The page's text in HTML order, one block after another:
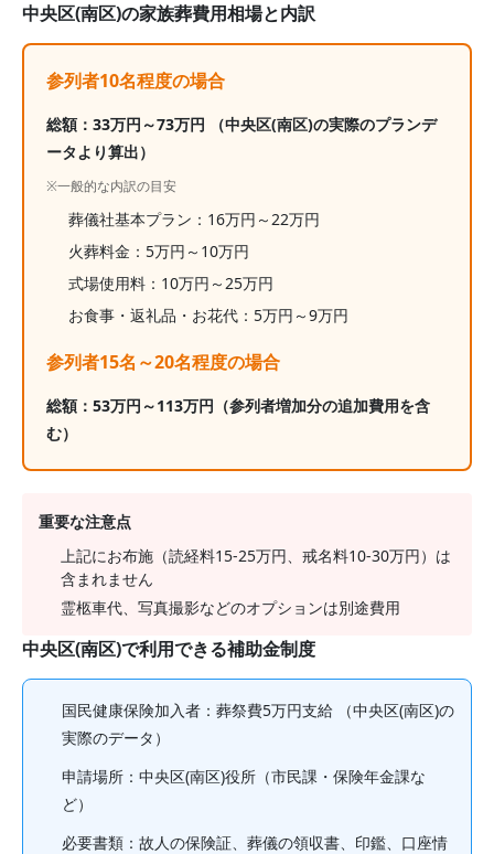
中央区(南区)の家族葬費用相場と内訳
参列者10名程度の場合
総額： 33万円～73万円 （中央区(南区)の実際のプランデ
ータより算出）
※一般的な内訳の目安
葬儀社基本プラン： 16万円～22万円
火葬料金： 5万円～ 10万円
式場使用料：10万円～25万円
お食事・返礼品・お花代： 5万円～9万円
参列者15名～20名程度の場合
総額： 53万円～113万円 （参列者増加分の追加費用を含
む）
重要な注意点
上記にお布施（読経料15-25万円、戒名料10-30万円）は
含まれません
霊柩車代、写真撮影などのオプションは別途費用
中央区(南区)で利用できる補助金制度
国民健康保険加入者 ：葬祭費5万円支給 （中央区(南区)の
実際のデータ）
申請場所： 中央区(南区)役所（市民課・保険年金課な
ど）
必要書類：故人の保険証、葬儀の領収書、印鑑、口座情